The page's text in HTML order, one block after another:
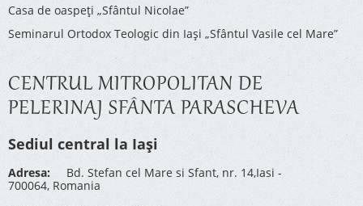
Casa de oaspeți „Sfântul Nicolae”
Seminarul Ortodox Teologic din Iași „Sfântul Vasile cel Mare”
CENTRUL MITROPOLITAN DE
PELERINAJ SFÂNTA PARASCHEVA
Sediul central la Iași
Adresa: Bd. Stefan cel Mare si Sfant, nr. 14,Iasi -
700064, Romania